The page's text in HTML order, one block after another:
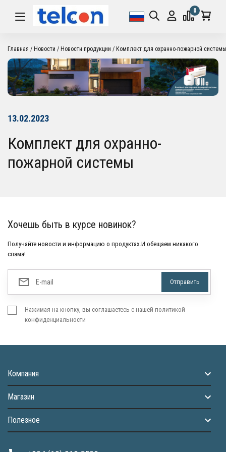
0
Главная Новости Новости продукции Комплект для охранно-пожарной системы
13.02.2023
Комплект для охранно-
пожарной системы
Хочешь быть в курсе новинок?
Получайте новости и информацию о продуктах.И обещаем никакого
спама!
Нажимая на кнопку, вы соглашаетесь с нашей политикой
конфиденциальности
Компания
Магазин
Полезное